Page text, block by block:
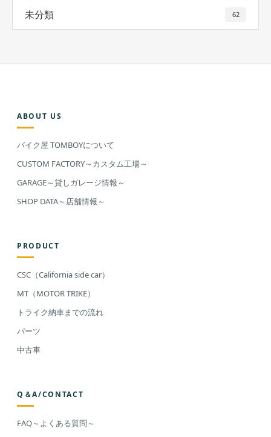
未分類 62
ABOUT US
バイク屋 TOMBOYについて
CUSTOM FACTORY～カスタム工場～
GARAGE～貸しガレージ情報～
SHOP DATA～店舗情報～
PRODUCT
CSC（California side car）
MT（MOTOR TRIKE）
トライク納車までの流れ
パーツ
中古車
Q＆A/CONTACT
FAQ～よくある質問～